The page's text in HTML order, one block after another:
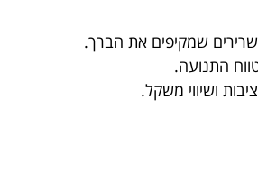
שמקיפים את הברך.
התנועה.
ושיווי משקל.